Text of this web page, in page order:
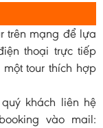
trên mạng để lựa
thoại trực tiếp
tour thích hợp
khách liên hệ
vào mail: